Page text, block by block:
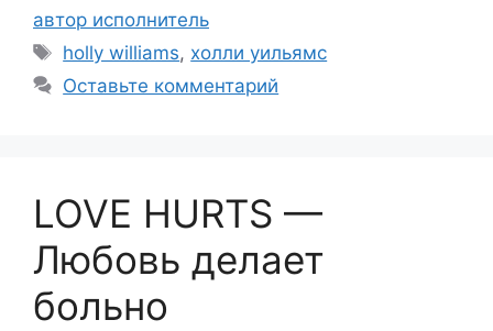
автор исполнитель
Метки
holly williams, холли уильямс
Оставьте комментарий
LOVE HURTS —
Любовь делает
больно